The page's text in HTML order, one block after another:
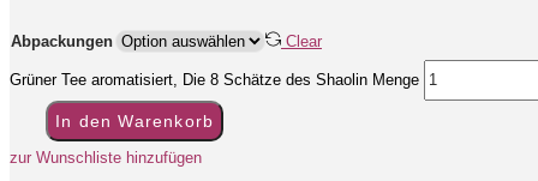
Abpackungen Clear
Grüner Tee aromatisiert, Die 8 Schätze des Shaolin Menge
In den Warenkorb
zur Wunschliste hinzufügen